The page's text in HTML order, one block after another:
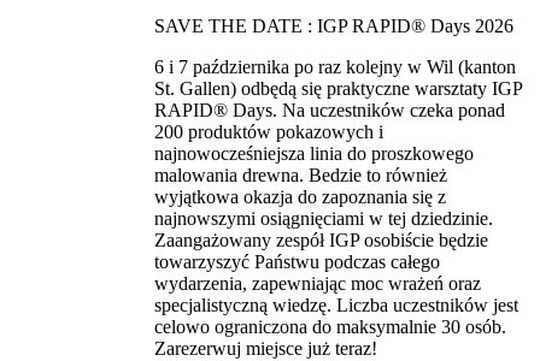
SAVE THE DATE : IGP RAPID® Days 2026
6 i 7 października po raz kolejny w Wil (kanton
St. Gallen) odbędą się praktyczne warsztaty IGP
RAPID® Days. Na uczestników czeka ponad
200 produktów pokazowych i
najnowocześniejsza linia do proszkowego
malowania drewna. Bedzie to również
wyjątkowa okazja do zapoznania się z
najnowszymi osiągnięciami w tej dziedzinie.
Zaangażowany zespół IGP osobiście będzie
towarzyszyć Państwu podczas całego
wydarzenia, zapewniając moc wrażeń oraz
specjalistyczną wiedzę. Liczba uczestników jest
celowo ograniczona do maksymalnie 30 osób.
Zarezerwuj miejsce już teraz!